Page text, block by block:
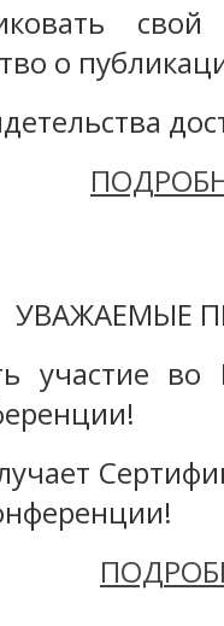
о
УВАЖАЕМЫЕ
участие во